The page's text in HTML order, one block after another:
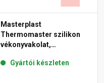
Masterplast
Thermomaster szilikon
vékonyvakolat,
22-F 25 kg
Gyártói készleten